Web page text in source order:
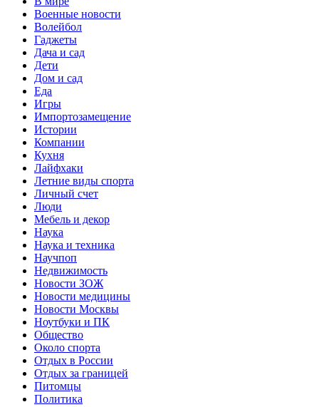
Военные новости
Волейбол
Гаджеты
Дача и сад
Дети
Дом и сад
Еда
Игры
Импортозамещение
Истории
Компании
Кухня
Лайфхаки
Летние виды спорта
Личный счет
Люди
Мебель и декор
Наука
Наука и техника
Научпоп
Недвижимость
Новости ЗОЖ
Новости медицины
Новости Москвы
Ноутбуки и ПК
Общество
Около спорта
Отдых в России
Отдых за границей
Питомцы
Политика